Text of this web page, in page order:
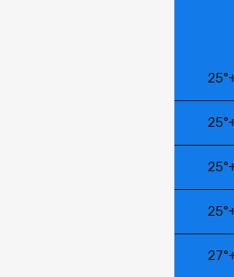
25°
25°
25°
25°
27°